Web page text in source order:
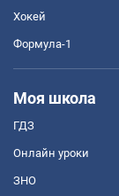
Хокей
Формула-1
Моя школа
ГДЗ
Онлайн уроки
ЗНО